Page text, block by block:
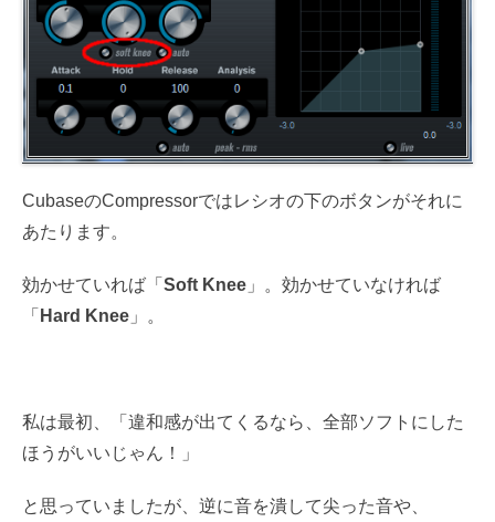
CubaseのCompressorではレシオの下のボタンがそれに
あたります。
効かせていれば「 Soft Knee 」。効かせていなければ
「 Hard Knee 」。
私は最初、「違和感が出てくるなら、全部ソフトにした
ほうがいいじゃん！」
と思っていましたが、逆に音を潰して尖った音や、